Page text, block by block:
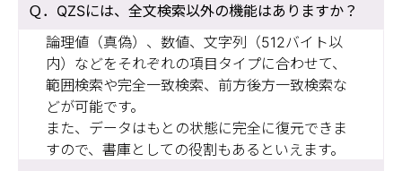
QZSには、全文検索以外の機能はありますか？
論理値（真偽）、数値、文字列（512バイト以
内）などをそれぞれの項目タイプに合わせて、
範囲検索や完全一致検索、前方後方一致検索な
どが可能です。
また、データはもとの状態に完全に復元できま
すので、書庫としての役割もあるといえます。